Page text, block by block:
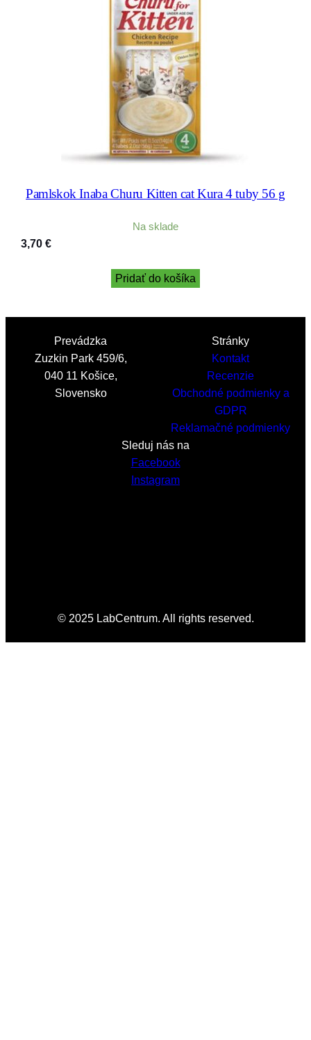
Pamlskok Inaba Churu Kitten cat Kura 4 tuby 56 g
Na sklade
3,70 €
Pridať do košíka
Prevádzka
Zuzkin Park 459/6,
040 11 Košice,
Slovensko
Stránky
Kontakt
Recenzie
Obchodné podmienky a
GDPR
Reklamačné podmienky
Sleduj nás na
Facebook
Instagram
© 2025 LabCentrum. All rights reserved.